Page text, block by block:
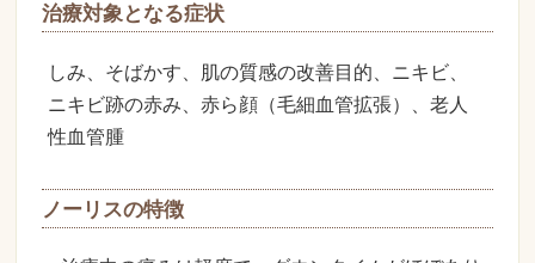
治療対象となる症状
しみ、そばかす、肌の質感の改善目的、ニキビ、
ニキビ跡の赤み、赤ら顔（毛細血管拡張）、老人
性血管腫
ノーリスの特徴